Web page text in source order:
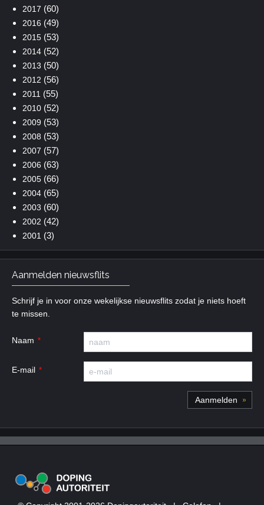
2017 (60)
2016 (49)
2015(53)
2014(52)
2013 (50)
2012 (56)
2011 (55)
2010(52)
2009 (53)
2008 (53)
2007 (57)
2006 (63)
2005(66)
2004(65)
2003 (60)
2002 (42)
2001 (3)
Aanmelden nieuwsflits
Schrijf je in voor onze wekelijkse nieuwsflits zodat je niets hoeft
te missen.
Naam
E-mail